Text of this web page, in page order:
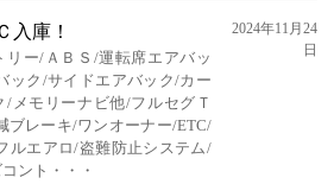
入庫！
リー/ＡＢＳ/運転席エアバッ
ック/サイドエアバック/カー
/メモリーナビ他/フルセグＴ
ブレーキ/ワンオーナー/ETC/
ルエアロ/盗難防止システム/
ント・・・
2024年11月24
日